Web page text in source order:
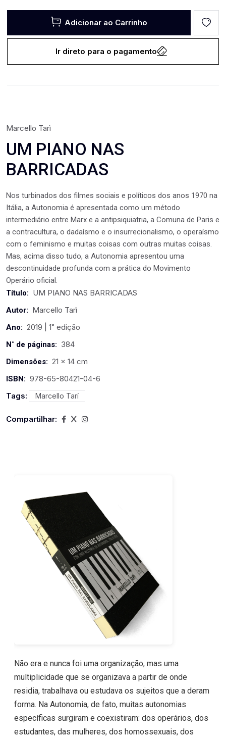
Adicionar ao Carrinho
Ir direto para o pagamento
Marcello Tarì
UM PIANO NAS
BARRICADAS
Nos turbinados dos filmes sociais e políticos dos anos 1970 na
Itália, a Autonomia é apresentada como um método
intermediário entre Marx e a antipsiquiatria, a Comuna de Paris e
a contracultura, o dadaísmo e o insurrecionalismo, o operaísmo
com o feminismo e muitas coisas com outras muitas coisas.
Mas, acima disso tudo, a Autonomia apresentou uma
descontinuidade profunda com a prática do Movimento
Operário oficial.
Título: UM PIANO NAS BARRICADAS
Autor: Marcello Tarì
Ano: 2019 | 1˚ edição
N˚ de páginas: 384
Dimensões: 21 x 14 cm
ISBN: 978-65-80421-04-6
Tags:
Marcello Tarí
Compartilhar:
Não era e nunca foi uma organização, mas uma
multiplicidade que se organizava a partir de onde
residia, trabalhava ou estudava os sujeitos que a deram
forma. Na Autonomia, de fato, muitas autonomias
específicas surgiram e coexistiram: dos operários, dos
estudantes, das mulheres, dos homossexuais, dos